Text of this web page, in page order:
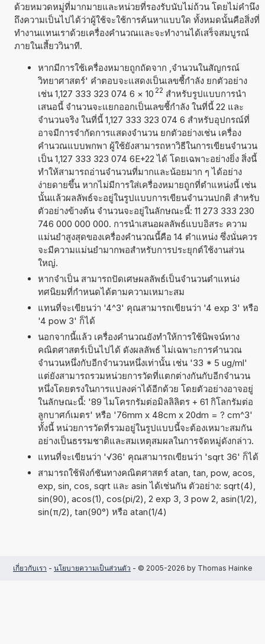
ด้วยหมวดหมู่ที่มากมายและหน่วยที่รองรับนับไม่ถ้วน โดยไม่คำนึง
ถึงความเป็นไปได้ว่าผู้ใช้จะใช้การค้นหาแบบใด ทั้งหมดนั้นคือสิ่งที่
ทำงานแทนเราด้วยเครื่องคำนวณและจะทำงานได้เสร็จสมบูรณ์
ภายในเสี้ยววินาที.
หากมีการใช้เครื่องหมายถูกถัดจาก ,จำนวนในสัญกรณ์
วิทยาศาสตร์' คำตอบจะแสดงเป็นเลขชี้กำลัง ยกตัวอย่าง
เช่น 1,127 333 323 074 6 × 10 22 สำหรับรูปแบบการนำ
เสนอนี้ จำนวนจะแยกออกเป็นเลขชี้กำลัง ในที่นี้ 22 และ
จำนวนจริง ในที่นี้ 1,127 333 323 074 6 สำหรับอุปกรณ์ที่
อาจมีการจำกัดการแสดงจำนวน ยกตัวอย่างเช่น เครื่อง
คำนวณแบบพกพา ผู้ใช้ยังสามารถหาวิธีในการเขียนจำนวน
เป็น 1,127 333 323 074 6E+22 ได้ โดยเฉพาะอย่างยิ่ง สิ่งนี้
ทำให้สามารถอ่านจำนวนที่มากและน้อยมาก ๆ ได้อย่าง
ง่ายดายขึ้น หากไม่มีการใส่เครื่องหมายถูกที่ตำแหน่งนี้ เช่น
นั้นแล้วผลลัพธ์จะอยู่ในรูปแบบการเขียนจำนวนปกติ สำหรับ
ตัวอย่างข้างต้น จำนวนจะอยู่ในลักษณะนี้: 11 273 333 230
746 000 000 000. การนำเสนอผลลัพธ์แบบอิสระ ความ
แม่นยำสูงสุดของเครื่องคำนวณนี้คือ 14 ตำแหน่ง ซึ่งนั่นควร
จะมีความแม่นยำมากพอสำหรับการประยุกต์ใช้งานส่วน
ใหญ่.
หากจำเป็น สามารถปัดเศษผลลัพธ์เป็นจำนวนตำแหน่ง
ทศนิยมที่กำหนดได้ตามความเหมาะสม
แทนที่จะเขียนว่า '4^3' คุณสามารถเขียนว่า '4 exp 3' หรือ
'4 pow 3' ก็ได้
นอกจากนี้แล้ว เครื่องคำนวณยังทำให้การใช้นิพจน์ทาง
คณิตศาสตร์เป็นไปได้ ดังผลลัพธ์ ไม่เฉพาะการคำนวณ
จำนวนหนึ่งกับอีกจำนวนหนึ่งเท่านั้น เช่น '33 * 5 ug/ml'
แต่ยังสามารถรวมหน่วยการวัดที่แตกต่างกันกับอีกจำนวน
หนึ่งโดยตรงในการแปลงค่าได้อีกด้วย โดยตัวอย่างอาจอยู่
ในลักษณะนี้: '89 ไมโครกรัมต่อมิลลิลิตร + 61 กิโลกรัมต่อ
ลูกบาศก์เมตร' หรือ '76mm x 48cm x 20dm = ? cm^3'
ทั้งนี้ หน่วยการวัดที่รวมอยู่ในรูปแบบนี้จะต้องเหมาะสมกัน
อย่างเป็นธรรมชาติและสมเหตุสมผลในการจัดหมู่ดังกล่าว.
แทนที่จะเขียนว่า '√36' คุณสามารถเขียนว่า 'sqrt 36' ก็ได้
สามารถใช้ฟังก์ชันทางคณิตศาสตร์ atan, tan, pow, acos,
exp, sin, cos, sqrt และ asin ได้เช่นกัน ตัวอย่าง: sqrt(4),
sin(90), acos(1), cos(pi/2), 2 exp 3, 3 pow 2, asin(1/2),
sin(π/2), tan(90°) หรือ atan(1/4)
เกี่ยวกับเรา - นโยบายความเป็นส่วนตัว - © 2005-2026 by Thomas Hainke